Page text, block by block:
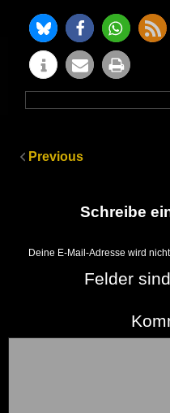
Previous
Schreibe
Deine E-Mail-Adresse wird
Felder